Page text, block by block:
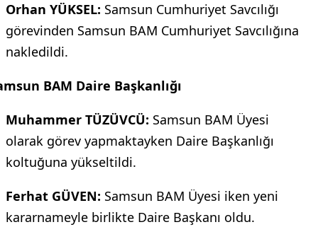
Orhan YÜKSEL: Samsun Cumhuriyet Savcılığı
görevinden Samsun BAM Cumhuriyet Savcılığına
nakledildi.
BAM Daire Başkanlığı
Muhammer TÜZÜVCÜ: Samsun BAM Üyesi
olarak görev yapmaktayken Daire Başkanlığı
koltuğuna yükseltildi.
Ferhat GÜVEN: Samsun BAM Üyesi iken yeni
kararnameyle birlikte Daire Başkanı oldu.